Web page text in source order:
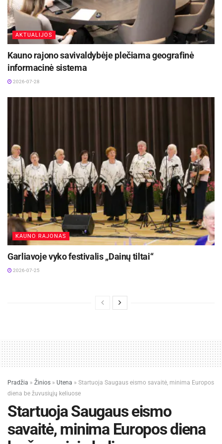
Šaltinis: Kauno rajono savivaldybė
AKTUALIJOS
Kauno rajono savivaldybėje plečiama geografinė
informacinė sistema
2026-07-28
KAUNO RAJONAS
Garliavoje vyko festivalis „Dainų tiltai“
2026-07-25
Pradžia » Žinios » Utena » Startuoja Saugaus eismo savaitė, minima Europos
diena be žuvusiųjų keliuose
Startuoja Saugaus eismo
savaitė, minima Europos diena